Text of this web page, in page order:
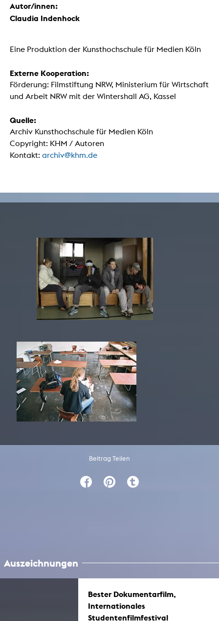
Autor/innen:
Claudia Indenhock
Eine Produktion der Kunsthochschule für Medien Köln
Externe Kooperation:
Förderung: Filmstiftung NRW, Ministerium für Wirtschaft
und Arbeit NRW mit der Wintershall AG, Kassel
Quelle:
Archiv Kunsthochschule für Medien Köln
Copyright: KHM / Autoren
Kontakt: archiv@khm.de
Beitrag Teilen
Auszeichnungen
Bester Dokumentarfilm,
Internationales
Studentenfilmfestival